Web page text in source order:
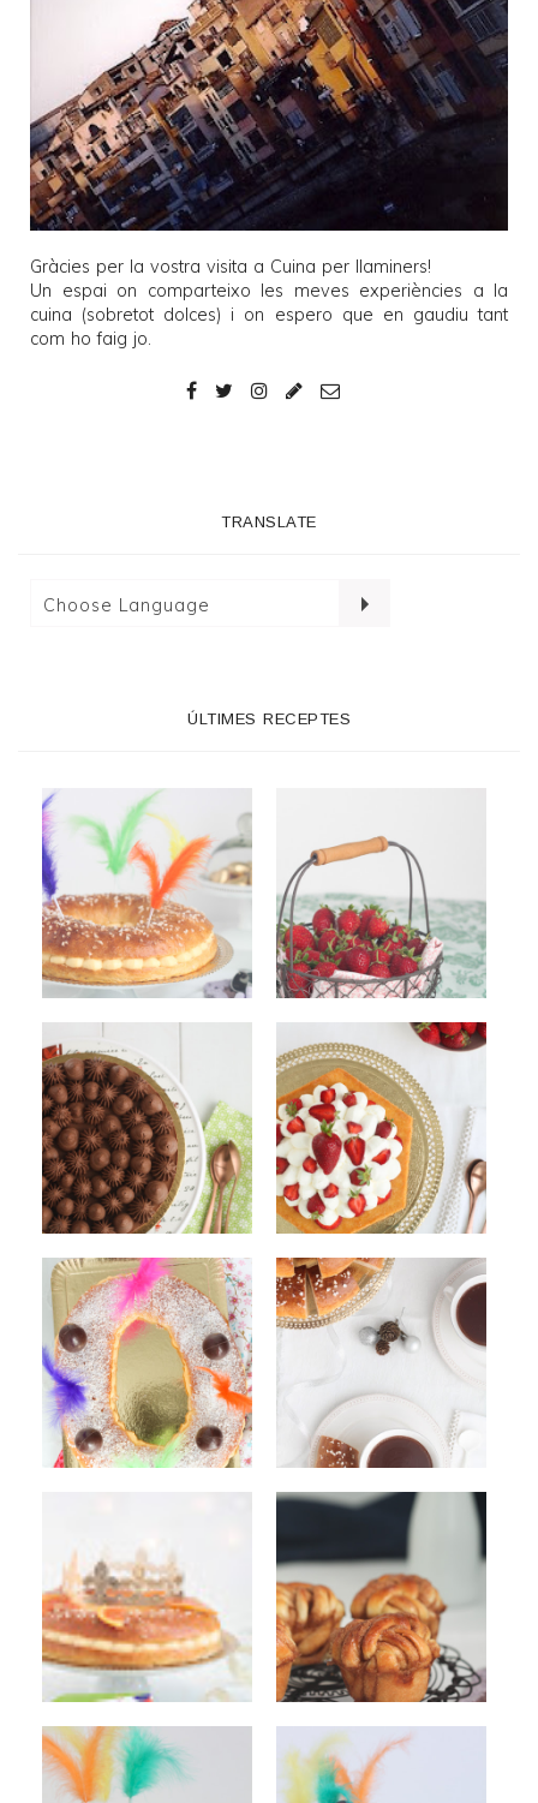
Gràcies per la vostra visita a Cuina per llaminers!
Un espai on comparteixo les meves experiències a la
cuina (sobretot dolces) i on espero que en gaudiu tant
com ho faig jo.
TRANSLATE
ÚLTIMES RECEPTES